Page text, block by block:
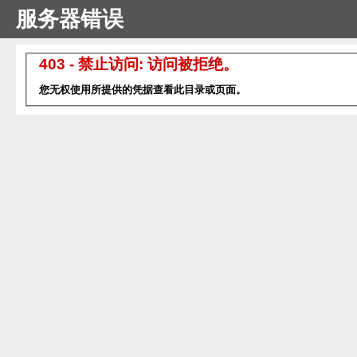
服务器错误
403 - 禁止访问: 访问被拒绝。
您无权使用所提供的凭据查看此目录或页面。